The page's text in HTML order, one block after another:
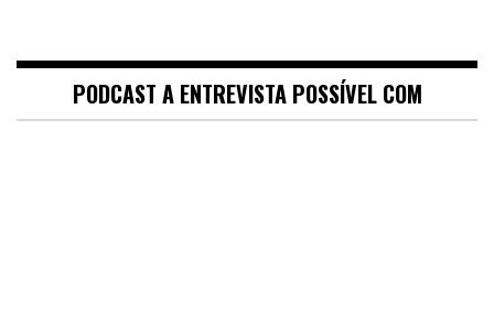
PODCAST A ENTREVISTA POSSÍVEL COM